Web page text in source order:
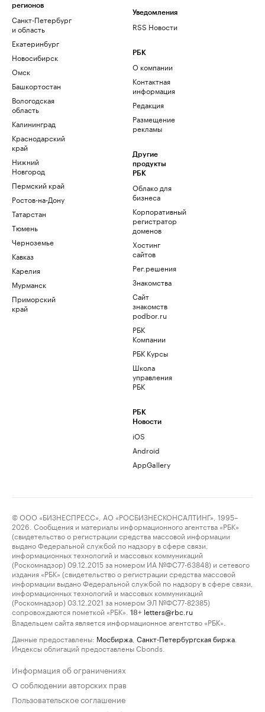
регионов
Санкт-Петербург
и область
Екатеринбург
Новосибирск
Омск
Башкортостан
Вологодская
область
Калининград
Краснодарский
край
Нижний
Новгород
Пермский край
Ростов-на-Дону
Татарстан
Тюмень
Черноземье
Кавказ
Карелия
Мурманск
Приморский
край
Уведомления
RSS Новости
РБК
О компании
Контактная
информация
Редакция
Размещение
рекламы
Другие
продукты
РБК
Облако для
бизнеса
Корпоративный
регистратор
доменов
Хостинг
сайтов
Рег.решения
Знакомства
Сайт
знакомств
podbor.ru
РБК
Компании
РБК Курсы
Школа
управления
РБК
РБК
Новости
iOS
Android
AppGallery
© ООО «БИЗНЕСПРЕСС», АО «РОСБИЗНЕСКОНСАЛТИНГ», 1995–
2026. Сообщения и материалы информационного агентства «РБК»
(свидетельство о регистрации средства массовой информации
выдано Федеральной службой по надзору в сфере связи,
информационных технологий и массовых коммуникаций
(Роскомнадзор) 09.12.2015 за номером ИА №ФС77-63848) и сетевого
издания «РБК» (свидетельство о регистрации средства массовой
информации выдано Федеральной службой по надзору в сфере связи,
информационных технологий и массовых коммуникаций
(Роскомнадзор) 03.12.2021 за номером ЭЛ №ФС77-82385)
сопровождаются пометкой «РБК».
18+ letters@rbc.ru
Владельцем сайта является информационное агентство «РБК».
Данные предоставлены: Мосбиржа Санкт-Петербургская биржа
Индексы облигаций предоставлены Cbonds.
Информация об ограничениях
О соблюдении авторских прав
Пользовательское соглашение